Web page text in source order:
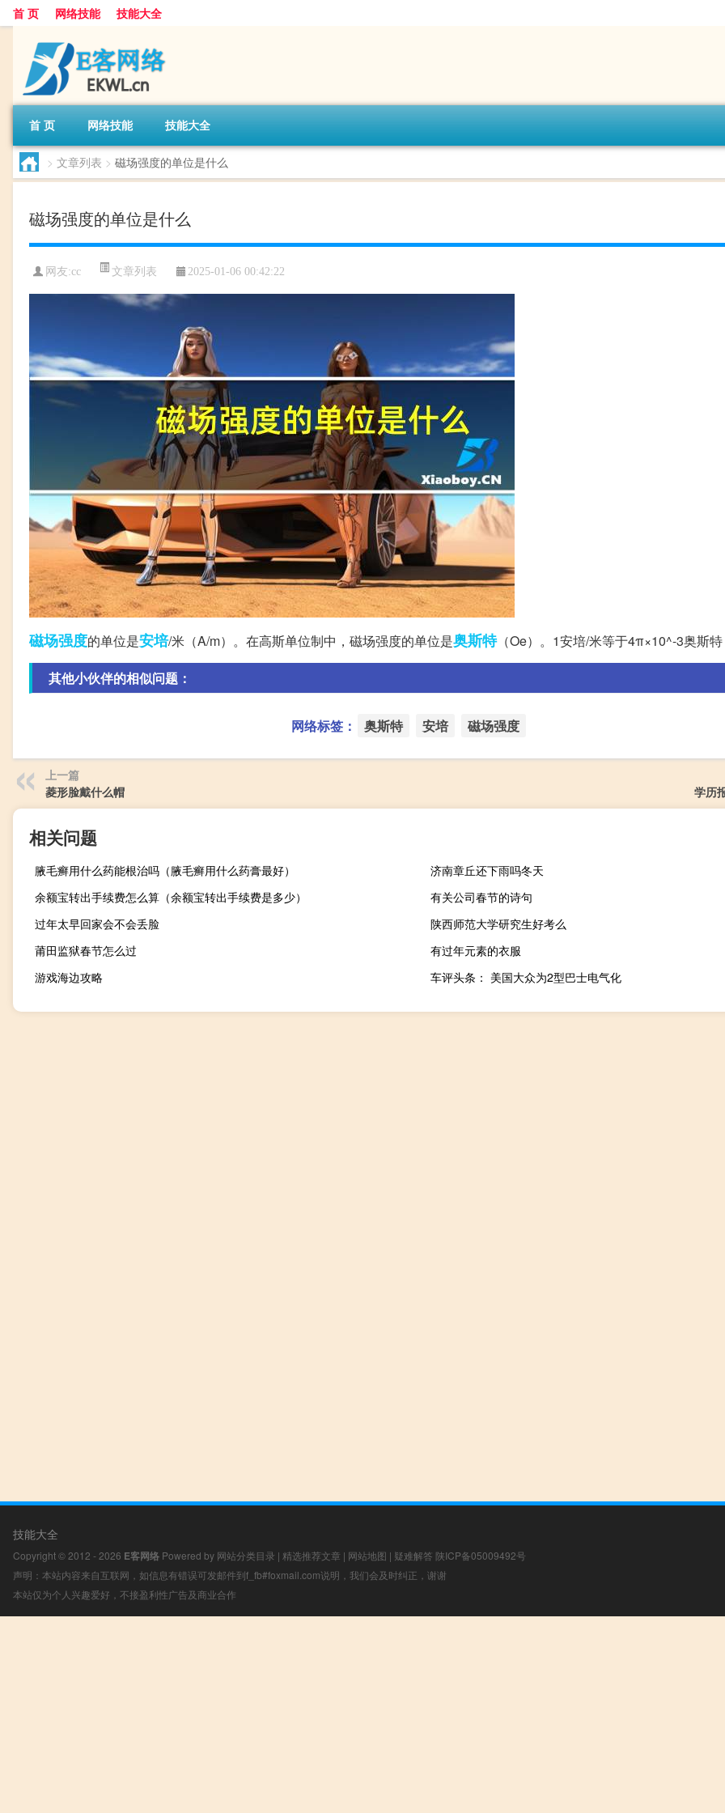
首 页 网络技能 技能大全
首 页 网络技能 技能大全
> 文章列表 > 磁场强度的单位是什么
磁场强度的单位是什么
网友:cc 文章列表 2025-01-06 00:42:22
磁场强度的单位是安培/米（A/m）。在高斯单位制中，磁场强度的单位是奥斯特（Oe）。1安培/米等于4π×10^-3奥斯特
其他小伙伴的相似问题：
网络标签： 奥斯特 安培 磁场强度
上一篇
菱形脸戴什么帽
学历
相关问题
腋毛癣用什么药能根治吗（腋毛癣用什么药膏最好）
济南章丘还下雨吗冬天
余额宝转出手续费怎么算（余额宝转出手续费是多少）
有关公司春节的诗句
过年太早回家会不会丢脸
陕西师范大学研究生好考么
莆田监狱春节怎么过
有过年元素的衣服
游戏海边攻略
车评头条： 美国大众为2型巴士电气化
技能大全
Copyright © 2012 - 2026 E客网络 Powered by 网站分类目录 | 精选推荐文章 | 网站地图 | 疑难解答 陕ICP备05009492号
声明：本站内容来自互联网，如信息有错误可发邮件到f_fb#foxmail.com说明，我们会及时纠正，谢谢
本站仅为个人兴趣爱好，不接盈利性广告及商业合作